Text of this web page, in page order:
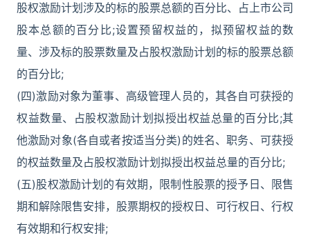
股权激励计划涉及的标的股票总额的百分比、占上市公司
股本总额的百分比;设置预留权益的，拟预留权益的数
量、涉及标的股票数量及占股权激励计划的标的股票总额
的百分比;
(四)激励对象为董事、高级管理人员的，其各自可获授的
权益数量、占股权激励计划拟授出权益总量的百分比;其
他激励对象(各自或者按适当分类)的姓名、职务、可获授
的权益数量及占股权激励计划拟授出权益总量的百分比;
(五)股权激励计划的有效期，限制性股票的授予日、限售
期和解除限售安排，股票期权的授权日、可行权日、行权
有效期和行权安排;